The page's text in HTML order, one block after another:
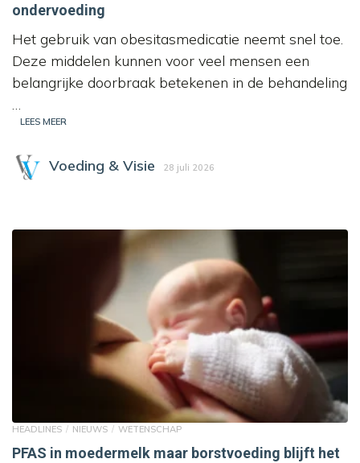
ondervoeding
Het gebruik van obesitasmedicatie neemt snel toe.
Deze middelen kunnen voor veel mensen een
belangrijke doorbraak betekenen in de behandeling
…
LEES MEER
Voeding & Visie 28 juli 2026
HEADLINES NIEUWS WETENSCHAP
PFAS in moedermelk maar borstvoeding blijft het